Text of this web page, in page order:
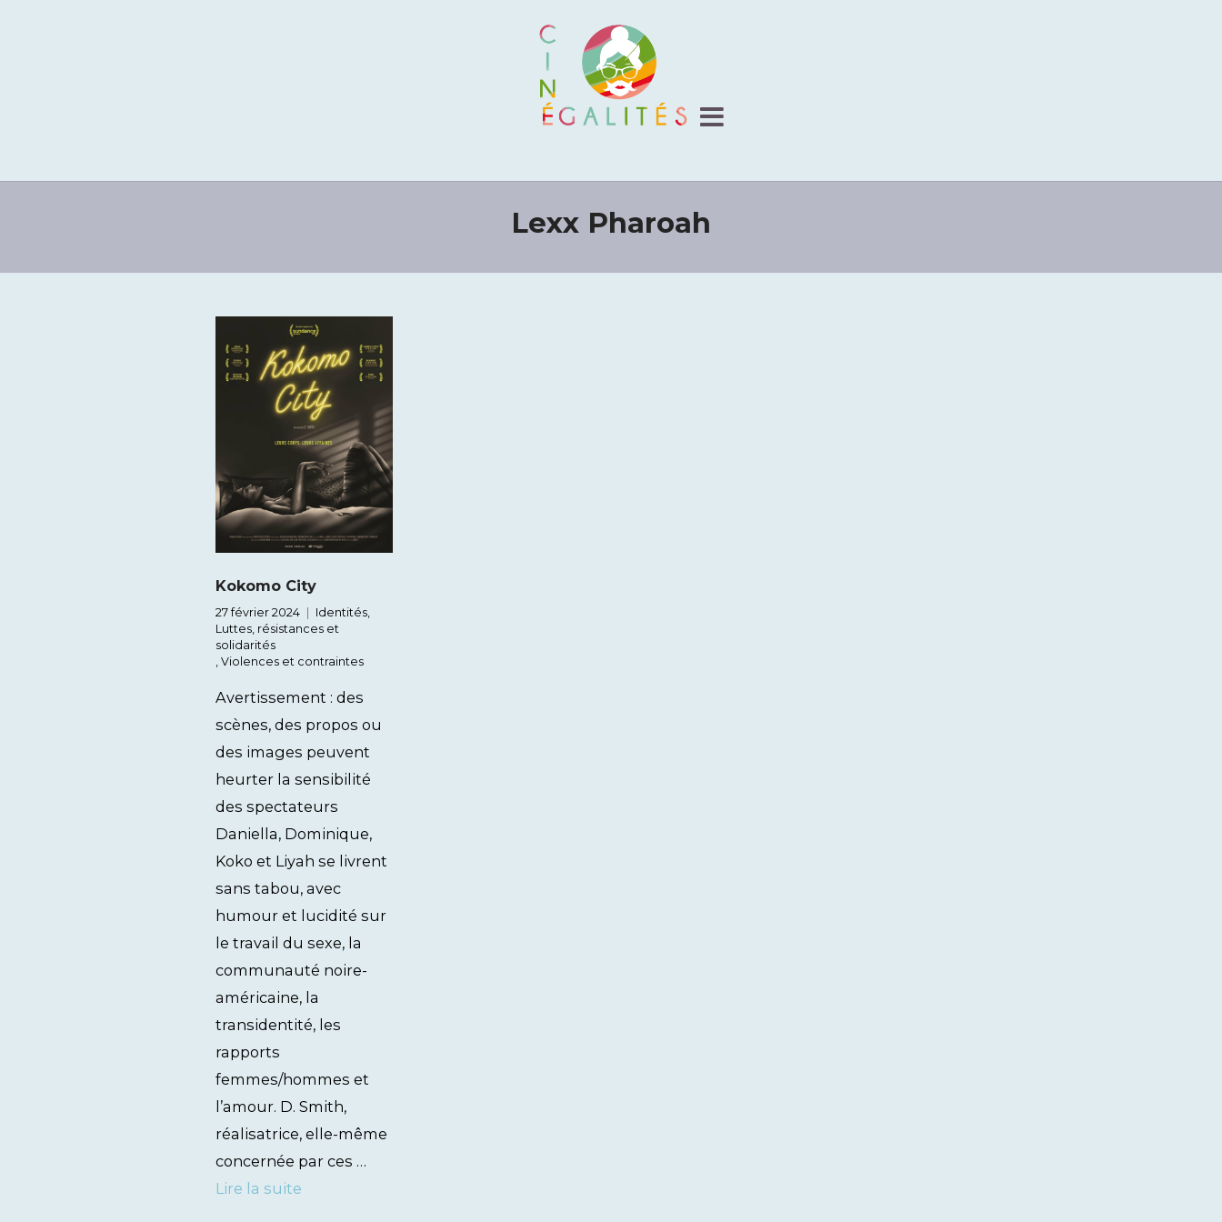
Lexx Pharoah
Kokomo City
27 février 2024 Identités,
Luttes, résistances et
solidarités
, Violences et contraintes
Avertissement : des
scènes, des propos ou
des images peuvent
heurter la sensibilité
des spectateurs
Daniella, Dominique,
Koko et Liyah se livrent
sans tabou, avec
humour et lucidité sur
le travail du sexe, la
communauté noire-
américaine, la
transidentité, les
rapports
femmes/hommes et
l’amour. D. Smith,
réalisatrice, elle-même
concernée par ces …
Lire la suite